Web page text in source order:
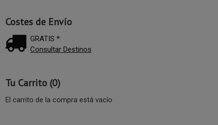
Costes de Envío
GRATIS *
Consultar Destinos
Tu Carrito (0)
El carrito de la compra está vacío